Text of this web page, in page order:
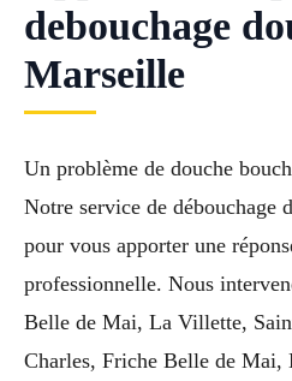
debouchage
Marseille
Un problème de douche
Notre service de débouchage
pour vous apporter une
professionnelle. Nous
Belle de Mai, La Villette,
Charles, Friche Belle de Mai,